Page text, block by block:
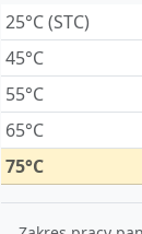
25°C (STC)
45°C
55°C
65°C
75°C